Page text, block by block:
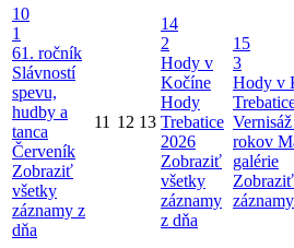
10
1
61. ročník
Slávností
spevu,
hudby a
tanca
Červeník
Zobraziť
všetky
záznamy z
dňa
11 12 13
14
2
Hody v
Kočíne
Hody
Trebatice
2026
Zobraziť
všetky
záznamy
z dňa
15
3
Hody v
rokov
galérie